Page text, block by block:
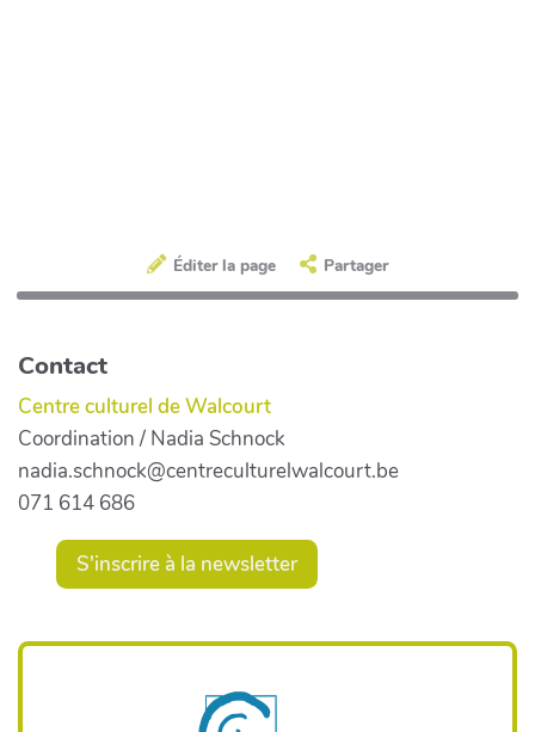
Éditer la page Partager
Contact
Centre culturel de Walcourt
Coordination / Nadia Schnock
nadia.schnock@centreculturelwalcourt.be
071 614 686
S'inscrire à la newsletter